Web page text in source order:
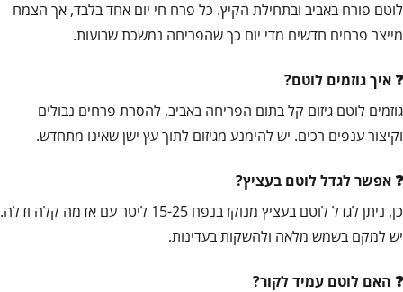
לוטם פורח באביב ובתחילת הקיץ. כל פרח חי יום אחד בלבד, אך הצמח
מייצר פרחים חדשים מדי יום כך שהפריחה נמשכת שבועות.
איך גוזמים לוטם?
גוזמים לוטם גיזום קל בתום הפריחה באביב, להסרת פרחים נבולים
וקיצור ענפים רכים. יש להימנע מגיזום לתוך עץ ישן שאינו מתחדש.
אפשר לגדל לוטם בעציץ?
כן, ניתן לגדל לוטם בעציץ מנוקז בנפח 15-25 ליטר עם אדמה קלה ודלה.
יש למקם בשמש מלאה ולהשקות בעדינות.
האם לוטם עמיד לקור?